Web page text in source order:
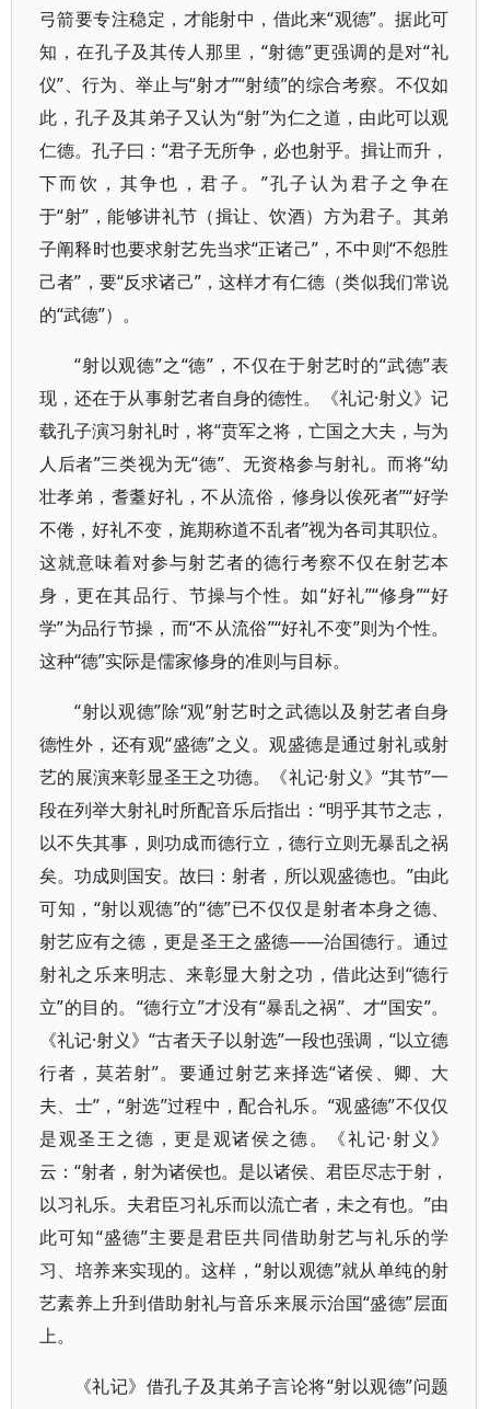
弓箭要专注稳定，才能射中，借此来“观德”。据此可
知，在孔子及其传人那里，“射德”更强调的是对“礼
仪”、行为、举止与“射才”“射绩”的综合考察。不仅如
此，孔子及其弟子又认为“射”为仁之道，由此可以观
仁德。孔子曰：“君子无所争，必也射乎。揖让而升，
下而饮，其争也，君子。”孔子认为君子之争在
于“射”，能够讲礼节（揖让、饮酒）方为君子。其弟
子阐释时也要求射艺先当求“正诸己”，不中则“不怨胜
己者”，要“反求诸己”，这样才有仁德（类似我们常说
的“武德”）。
“射以观德”之“德”，不仅在于射艺时的“武德”表
现，还在于从事射艺者自身的德性。《礼记·射义》记
载孔子演习射礼时，将“贲军之将，亡国之大夫，与为
人后者”三类视为无“德”、无资格参与射礼。而将“幼
壮孝弟，耆耋好礼，不从流俗，修身以俟死者”“好学
不倦，好礼不变，旄期称道不乱者”视为各司其职位。
这就意味着对参与射艺者的德行考察不仅在射艺本
身，更在其品行、节操与个性。如“好礼”“修身”“好
学”为品行节操，而“不从流俗”“好礼不变”则为个性。
这种“德”实际是儒家修身的准则与目标。
“射以观德”除“观”射艺时之武德以及射艺者自身
德性外，还有观“盛德”之义。观盛德是通过射礼或射
艺的展演来彰显圣王之功德。《礼记·射义》“其节”一
段在列举大射礼时所配音乐后指出：“明乎其节之志，
以不失其事，则功成而德行立，德行立则无暴乱之祸
矣。功成则国安。故曰：射者，所以观盛德也。”由此
可知，“射以观德”的“德”已不仅仅是射者本身之德、
射艺应有之德，更是圣王之盛德——治国德行。通过
射礼之乐来明志、来彰显大射之功，借此达到“德行
立”的目的。“德行立”才没有“暴乱之祸”、才“国安”。
《礼记·射义》“古者天子以射选”一段也强调，“以立德
行者，莫若射”。要通过射艺来择选“诸侯、卿、大
夫、士”，“射选”过程中，配合礼乐。“观盛德”不仅仅
是观圣王之德，更是观诸侯之德。《礼记·射义》
云：“射者，射为诸侯也。是以诸侯、君臣尽志于射，
以习礼乐。夫君臣习礼乐而以流亡者，未之有也。”由
此可知“盛德”主要是君臣共同借助射艺与礼乐的学
习、培养来实现的。这样，“射以观德”就从单纯的射
艺素养上升到借助射礼与音乐来展示治国“盛德”层面
上。
《礼记》借孔子及其弟子言论将“射以观德”问题